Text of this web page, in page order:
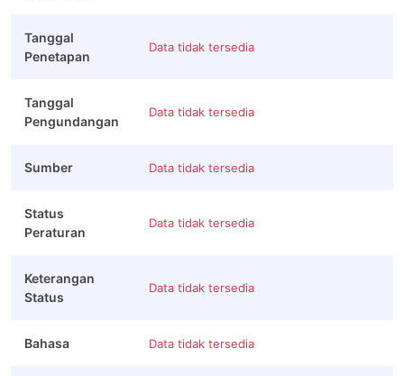
Tanggal
Penetapan
Data tidak tersedia
Tanggal
Pengundangan
Data tidak tersedia
Sumber Data tidak tersedia
Status
Peraturan
Data tidak tersedia
Keterangan
Status
Data tidak tersedia
Bahasa Data tidak tersedia